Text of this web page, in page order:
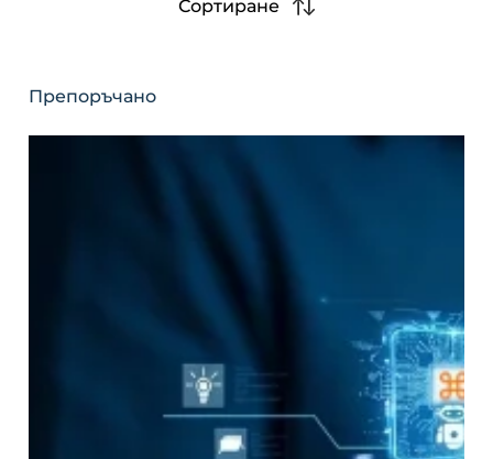
Сортиране
Препоръчано